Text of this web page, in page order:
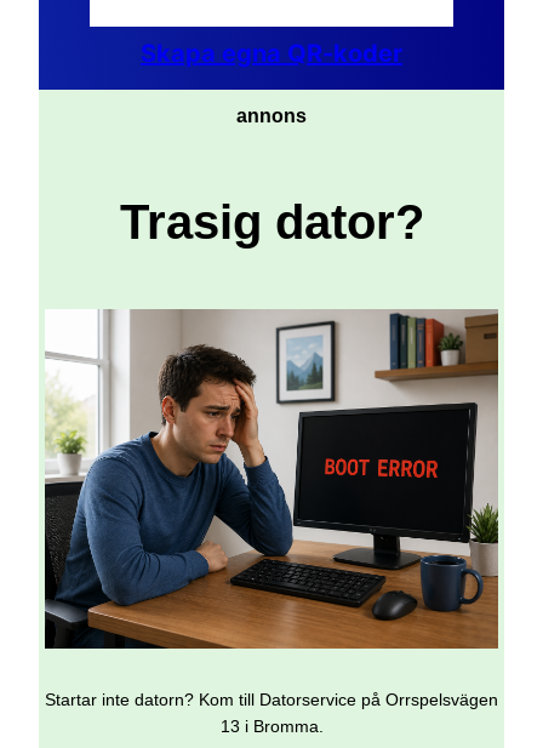
Skapa egna QR-koder
annons
Trasig dator?
Startar inte datorn? Kom till Datorservice på Orrspelsvägen
13 i Bromma.